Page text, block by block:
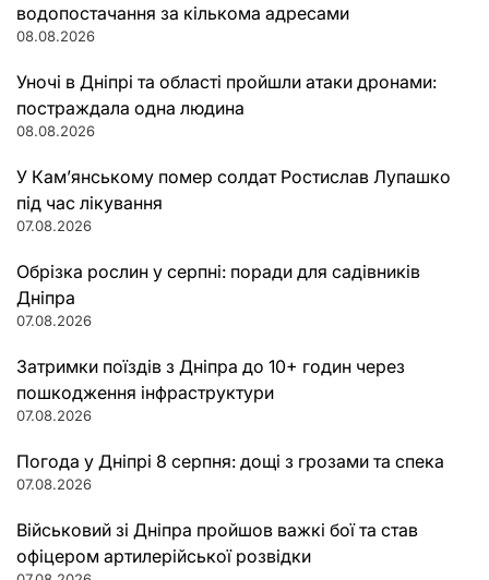
водопостачання за кількома адресами
08.08.2026
Уночі в Дніпрі та області пройшли атаки дронами:
постраждала одна людина
08.08.2026
У Кам’янському помер солдат Ростислав Лупашко
під час лікування
07.08.2026
Обрізка рослин у серпні: поради для садівників
Дніпра
07.08.2026
Затримки поїздів з Дніпра до 10+ годин через
пошкодження інфраструктури
07.08.2026
Погода у Дніпрі 8 серпня: дощі з грозами та спека
07.08.2026
Військовий зі Дніпра пройшов важкі бої та став
офіцером артилерійської розвідки